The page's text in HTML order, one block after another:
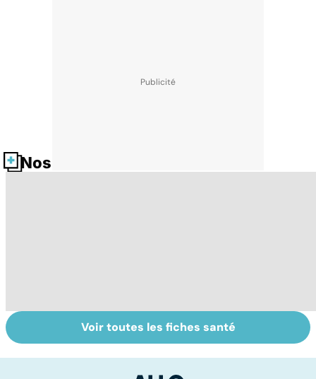
Nos fiches santé
Violences
sexuelles :
Vivre après un
cancer
Voir toutes les fiches santé